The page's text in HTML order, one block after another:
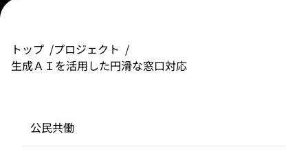
トップ
プロジェクト
生成ＡＩを活用した円滑な窓口対応
公民共働